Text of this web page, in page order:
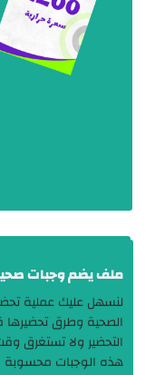
ملف يضم وجبات
لنسهل عليك عملية
الصحية وطرق
التحضير ولا تستغرق
هذه الوجبات محسوبة